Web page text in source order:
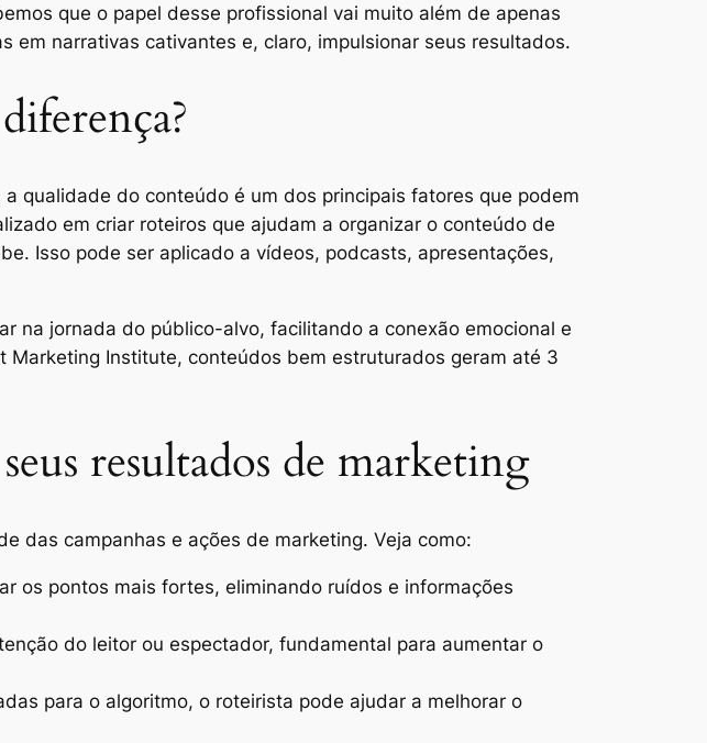
que o papel desse profissional vai muito além de apenas
narrativas cativantes e, claro, impulsionar seus resultados.
qualidade do conteúdo é um dos principais fatores que podem
em criar roteiros que ajudam a organizar o conteúdo de
Isso pode ser aplicado a vídeos, podcasts, apresentações,
na jornada do público-alvo, facilitando a conexão emocional e
Institute, conteúdos bem estruturados geram até 3
resultados de marketing
das campanhas e ações de marketing. Veja como:
os pontos mais fortes, eliminando ruídos e informações
do leitor ou espectador, fundamental para aumentar o
para o algoritmo, o roteirista pode ajudar a melhorar o